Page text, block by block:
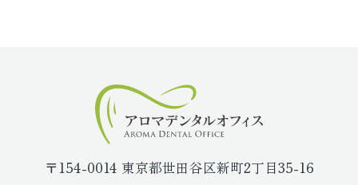
〒154-0014 東京都世田谷区新町2丁目35-16